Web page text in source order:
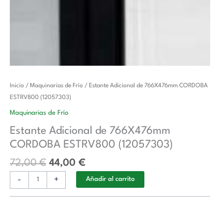
Inicio / Maquinarias de Frío / Estante Adicional de 766X476mm CORDOBA
ESTRV800 (12057303)
Maquinarias de Frío
Estante Adicional de 766X476mm
CORDOBA ESTRV800 (12057303)
72,00€
El
precio
original
72,00 €.
44,00 €
El
44,00 €.
-
Estante
Adicional
de
CORDOBA
ESTRV800
cantidad
+ Añadir al carrito